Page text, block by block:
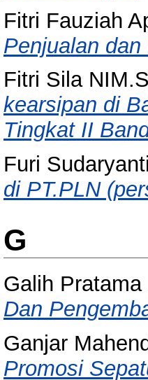
Fitri Fauziah
Penjualan
Fitri Sila
kearsipan di
Tingkat II
Furi
di PT.PLN
G
Galih
Dan
Ganjar
Promosi